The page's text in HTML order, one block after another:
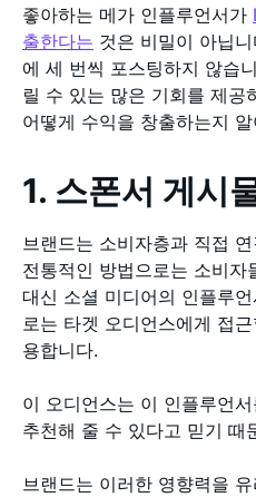
좋아하는 메가 인플루언서가
출한다는 것은 비밀이 아닙
에 세 번씩 포스팅하지 않습
릴 수 있는 많은 기회를 제공
어떻게 수익을 창출하는지
1. 스폰서 게시
브랜드는 소비자층과 직접
전통적인 방법으로는 소비자
대신 소셜 미디어의 인플루
로는 타겟 오디언스에게 접
용합니다.
이 오디언스는 이 인플루언
추천해 줄 수 있다고 믿기 때
브랜드는 이러한 영향력을